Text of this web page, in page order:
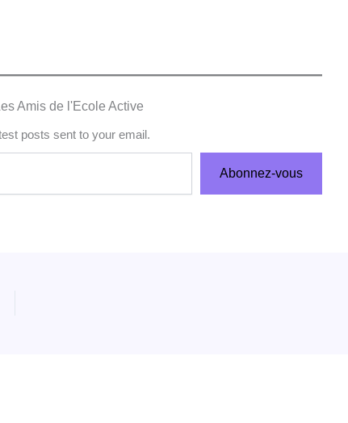
Amis de l'Ecole Active
posts sent to your email.
Abonnez-vous